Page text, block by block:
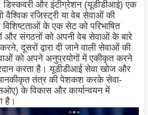
डिस्कवरी और इंटीग्रेशन (यूडीडीआई) एक
वैश्विक रजिस्ट्री या वेब सेवाओं की
विशिष्टताओं के एक सेट को परिभाषित
और संगठनों को अपनी वेब सेवाओं के बारे
दूसरों द्वारा दी जाने वाली सेवाओं की
को अपने अनुप्रयोगों में एकीकृत करने
करता है। यूडीडीआई सेवा खोज और
तंत्र की पेशकश करके सेवा-
के विकास और कार्यान्वयन में
है।